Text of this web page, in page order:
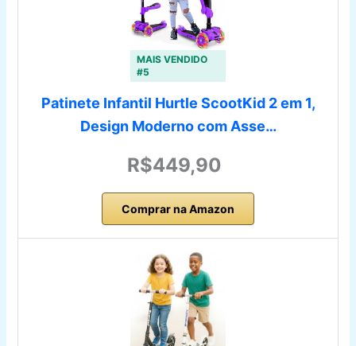
MAIS VENDIDO
#5
Patinete Infantil Hurtle ScootKid 2 em 1,
Design Moderno com Asse…
R$449,90
Comprar na Amazon